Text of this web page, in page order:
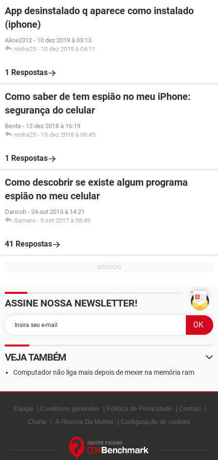
App desinstalado q aparece como instalado
(iphone)
Alice2312 - 10 dez 2019 à 03:13
ninha25 - 10 dez 2019 à 04:11
1 Respostas
Como saber de tem espião no meu iPhone:
segurança do celular
Benta - 12 dez 2018 à 16:19
ninha25 - 13 dez 2018 à 06:45
1 Respostas
Como descobrir se existe algum programa
espião no meu celular
Dancoh - 24 out 2013 à 14:21
Samara - 5 set 2017 à 08:49
41 Respostas
ASSINE NOSSA NEWSLETTER!
VEJA TAMBÉM
Computador não liga mais depois de mexer na memória ram
Equipe Conditions générales Política de Privacidade
Contato
Charte
A Revista Da Mulher Configuração de cookies